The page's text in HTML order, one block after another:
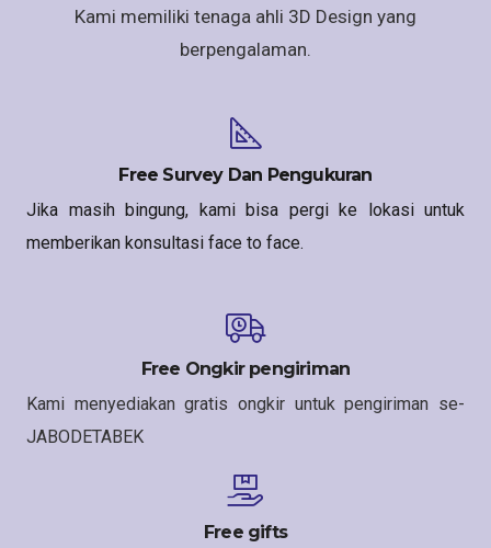
Kami memiliki tenaga ahli 3D Design yang
berpengalaman.
Free Survey Dan Pengukuran
Jika masih bingung, kami bisa pergi ke lokasi untuk
memberikan konsultasi face to face.
Free Ongkir pengiriman
Kami menyediakan gratis ongkir untuk pengiriman se-
JABODETABEK
Free gifts